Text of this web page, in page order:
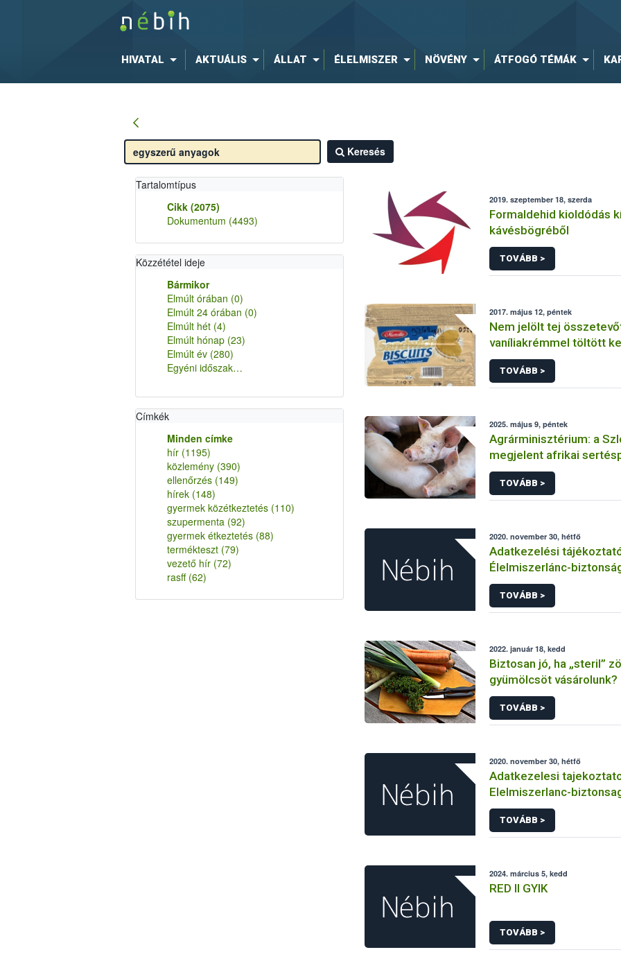
HIVATAL AKTUÁLIS ÁLLAT ÉLELMISZER NÖVÉNY ÁTFOGÓ TÉMÁK
Keresés
Tartalomtípus
Cikk (2075)
Dokumentum (4493)
Közzététel ideje
Bármikor
Elmúlt órában (0)
Elmúlt 24 órában (0)
Elmúlt hét (4)
Elmúlt hónap (23)
Elmúlt év (280)
Egyéni időszak…
Címkék
Minden címke
hír (1195)
közlemény (390)
ellenőrzés (149)
hírek (148)
gyermek közétkeztetés (110)
szupermenta (92)
gyermek étkeztetés (88)
termékteszt (79)
vezető hír (72)
rasff (62)
2019. szeptember 18, szerda
Formaldehid kioldódás
kávésbögréből
TOVÁBB >
2017. május 12, péntek
Nem jelölt tej
vaníliakrémmel töltött
forgalomba
TOVÁBB >
2025. május 9, péntek
Agrárminisztérium: a
megjelent afrikai
védekezésre is
állattartóknak
TOVÁBB >
2020. november 30, hétfő
Adatkezelési
Élelmiszerlánc-
küldött tájékoztatók
történő regisztrációhoz
adatkezelések
TOVÁBB >
2022. január 18, kedd
Biztosan jó, ha „steril”
gyümölcsöt vásárolunk?
TOVÁBB >
2020. november 30, hétfő
Adatkezelesi
Elelmiszerlanc-
Ugyfélprofil
szaporitoanyag
intezheto kozhatalmi
TOVÁBB >
2024. március 5, kedd
RED II GYIK
TOVÁBB >